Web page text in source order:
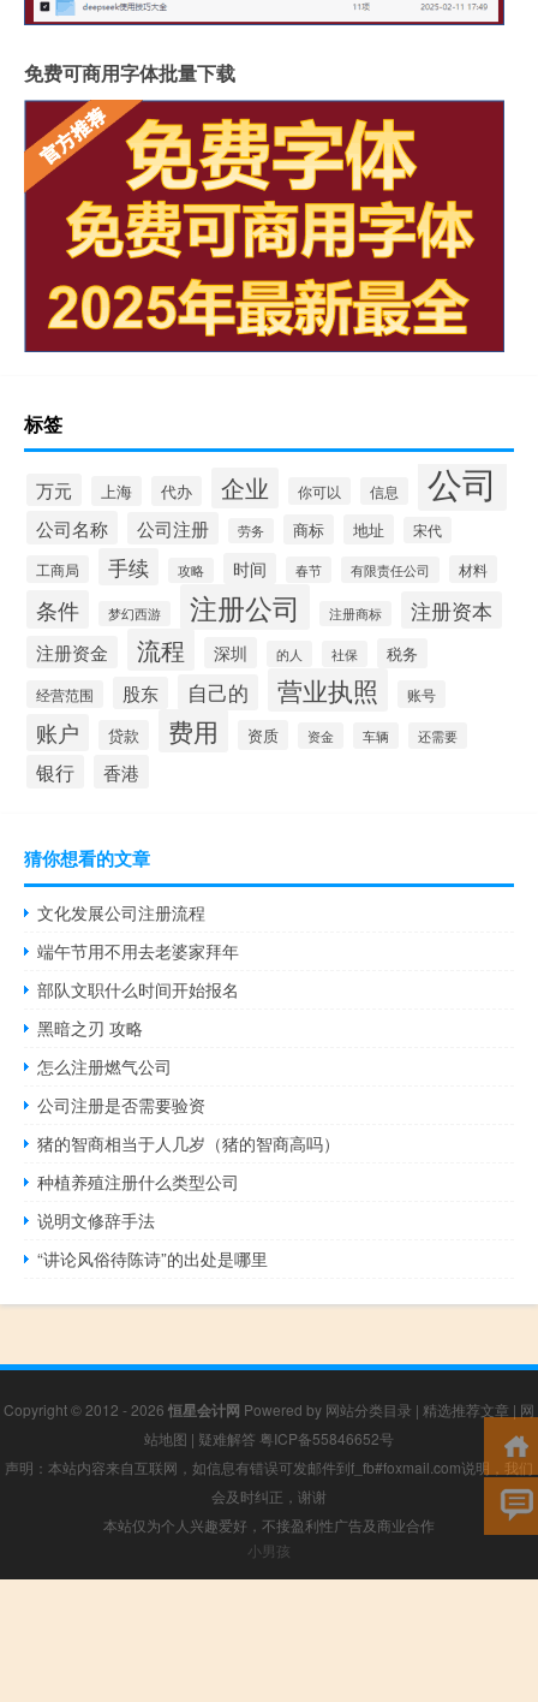
免费可商用字体批量下载
标签
万元 上海 代办 企业 你可以 信息 公司
公司名称 公司注册 劳务 商标 地址 宋代
工商局 手续 攻略 时间 春节 有限责任公司 材料
条件 梦幻西游 注册公司 注册商标 注册资本
注册资金 流程 深圳 的人 社保 税务
经营范围 股东 自己的 营业执照 账号
账户 贷款 费用 资质 资金 车辆 还需要
银行 香港
猜你想看的文章
文化发展公司注册流程
端午节用不用去老婆家拜年
部队文职什么时间开始报名
黑暗之刃 攻略
怎么注册燃气公司
公司注册是否需要验资
猪的智商相当于人几岁（猪的智商高吗）
种植养殖注册什么类型公司
说明文修辞手法
“讲论风俗待陈诗”的出处是哪里
Copyright © 2012 - 2026 恒星会计网 Powered by 网站分类目录 | 精选推荐文章 | 网
站地图 | 疑难解答 粤ICP备55846652号
声明：本站内容来自互联网，如信息有错误可发邮件到f_fb#foxmail.com说明，我们
会及时纠正，谢谢
本站仅为个人兴趣爱好，不接盈利性广告及商业合作
小男孩